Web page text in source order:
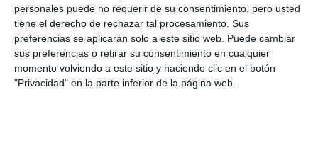
personales puede no requerir de su consentimiento, pero usted
tiene el derecho de rechazar tal procesamiento. Sus
preferencias se aplicarán solo a este sitio web. Puede cambiar
sus preferencias o retirar su consentimiento en cualquier
momento volviendo a este sitio y haciendo clic en el botón
"Privacidad" en la parte inferior de la página web.